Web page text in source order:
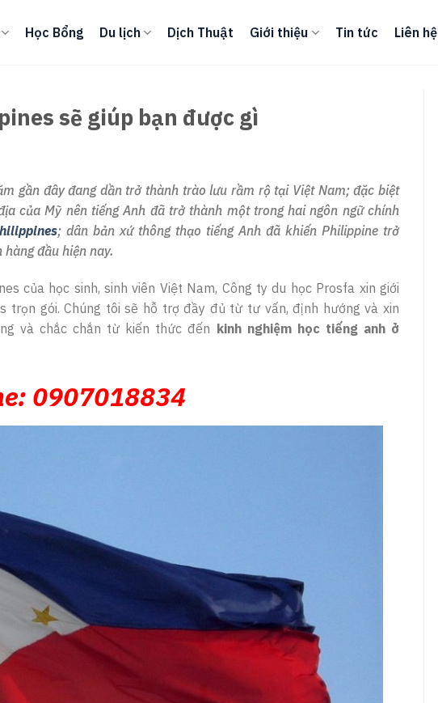
Học Bổng Du lịch Dịch Thuật Giới thiệu Tin tức Liên hệ
sẽ giúp bạn được gì
gần đây đang dần trở thành trào lưu rầm rộ tại Việt Nam; đặc biệt
của Mỹ nên tiếng Anh đã trở thành một trong hai ngôn ngữ chính
; dân bản xứ thông thạo tiếng Anh đã khiến Philippine trở
đầu hiện nay.
của học sinh, sinh viên Việt Nam, Công ty du học Prosfa xin giới
trọn gói. Chúng tôi sẽ hỗ trợ đầy đủ từ tư vấn, định hướng và xin
và chắc chắn từ kiến thức đến kinh nghiệm học tiếng anh ở
0907018834